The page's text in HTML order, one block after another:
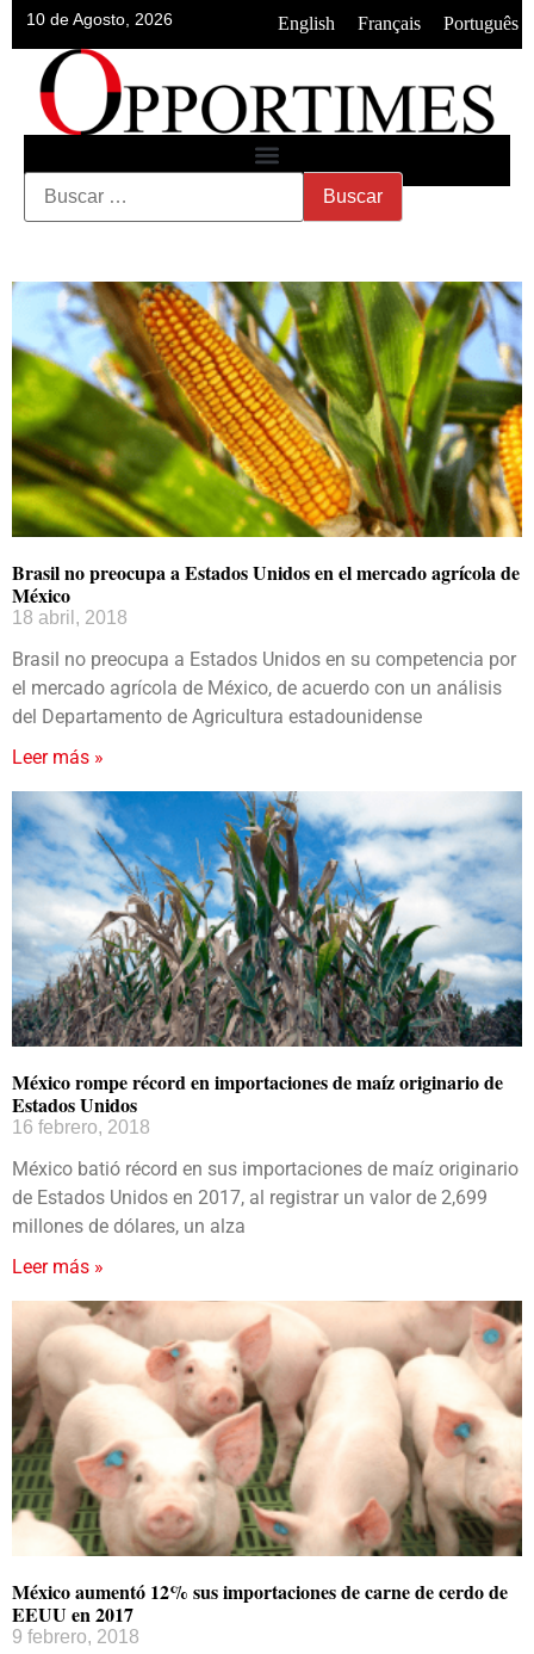
10 de Agosto, 2026 English Français Português
Brasil no preocupa a Estados Unidos en el mercado agrícola de
México
18 abril, 2018
Brasil no preocupa a Estados Unidos en su competencia por
el mercado agrícola de México, de acuerdo con un análisis
del Departamento de Agricultura estadounidense
Leer más »
México rompe récord en importaciones de maíz originario de
Estados Unidos
16 febrero, 2018
México batió récord en sus importaciones de maíz originario
de Estados Unidos en 2017, al registrar un valor de 2,699
millones de dólares, un alza
Leer más »
México aumentó 12% sus importaciones de carne de cerdo de
EEUU en 2017
9 febrero, 2018